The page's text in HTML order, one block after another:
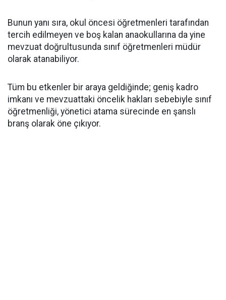
​Bunun yanı sıra, okul öncesi öğretmenleri tarafından
tercih edilmeyen ve boş kalan anaokullarına da yine
mevzuat doğrultusunda sınıf öğretmenleri müdür
olarak atanabiliyor.
​Tüm bu etkenler bir araya geldiğinde; geniş kadro
imkanı ve mevzuattaki öncelik hakları sebebiyle sınıf
öğretmenliği, yönetici atama sürecinde en şanslı
branş olarak öne çıkıyor.